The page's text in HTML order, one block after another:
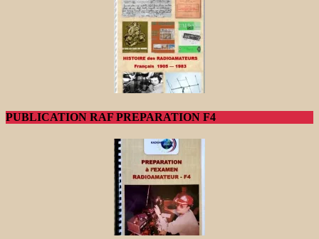
PUBLICATION RAF PREPARATION F4